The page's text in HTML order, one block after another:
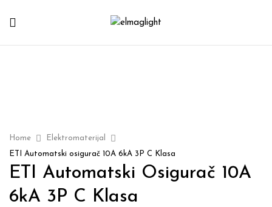
Home
Elektromaterijal
ETI Automatski osigurač 10A 6kA 3P C Klasa
ETI Automatski Osigurač 10A
6kA 3P C Klasa